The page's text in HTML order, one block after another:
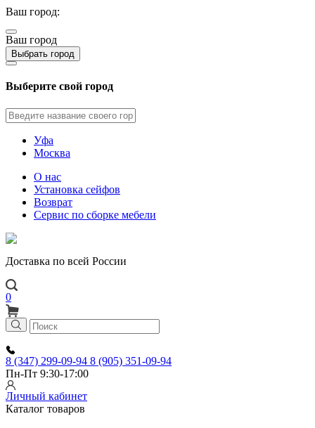
Ваш город:
Ваш город
Выбрать город
Выберите свой город
Уфа
Москва
О нас
Установка сейфов
Возврат
Сервис по сборке мебели
Доставка по всей России
0
8 (347) 299-09-94 8 (905) 351-09-94
Пн-Пт 9:30-17:00
Личный кабинет
Каталог товаров